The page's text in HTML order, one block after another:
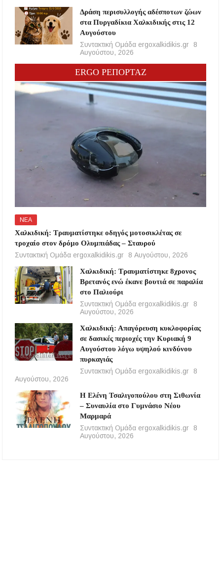
Δράση περισυλλογής αδέσποτων ζώων
στα Πυργαδίκια Χαλκιδικής στις 12
Αυγούστου
Συντακτική Ομάδα ergoxalkidikis.gr
8
Αυγούστου, 2026
ERGO ΡΕΠΟΡΤΑΖ
ΝΕΑ
Χαλκιδική: Τραυματίστηκε οδηγός μοτοσικλέτας σε
τροχαίο στον δρόμο Ολυμπιάδας – Σταυρού
Συντακτική Ομάδα ergoxalkidikis.gr
8 Αυγούστου, 2026
Χαλκιδική: Τραυματίστηκε 8χρονος
Βρετανός ενώ έκανε βουτιά σε παραλία
στο Παλιούρι
Συντακτική Ομάδα ergoxalkidikis.gr
8
Αυγούστου, 2026
Χαλκιδική: Απαγόρευση κυκλοφορίας
σε δασικές περιοχές την Κυριακή 9
Αυγούστου λόγω υψηλού κινδύνου
πυρκαγιάς
Συντακτική Ομάδα ergoxalkidikis.gr
8
Αυγούστου, 2026
Η Ελένη Τσαλιγοπούλου στη Σιθωνία
– Συναυλία στο Γυμνάσιο Νέου
Μαρμαρά
Συντακτική Ομάδα ergoxalkidikis.gr
8
Αυγούστου, 2026